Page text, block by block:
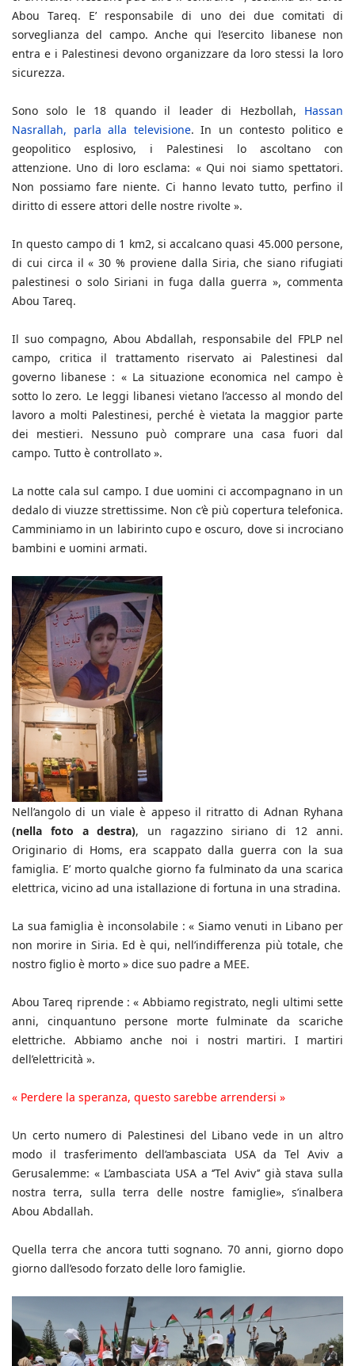
Abou Tareq. E’ responsabile di uno dei due comitati di
sorveglianza del campo. Anche qui l’esercito libanese non
entra e i Palestinesi devono organizzare da loro stessi la loro
sicurezza.
Sono solo le 18 quando il leader di Hezbollah, Hassan
Nasrallah, parla alla televisione. In un contesto politico e
geopolitico esplosivo, i Palestinesi lo ascoltano con
attenzione. Uno di loro esclama: « Qui noi siamo spettatori.
Non possiamo fare niente. Ci hanno levato tutto, perfino il
diritto di essere attori delle nostre rivolte ».
In questo campo di 1 km2, si accalcano quasi 45.000 persone,
di cui circa il « 30 % proviene dalla Siria, che siano rifugiati
palestinesi o solo Siriani in fuga dalla guerra », commenta
Abou Tareq.
Il suo compagno, Abou Abdallah, responsabile del FPLP nel
campo, critica il trattamento riservato ai Palestinesi dal
governo libanese : « La situazione economica nel campo è
sotto lo zero. Le leggi libanesi vietano l’accesso al mondo del
lavoro a molti Palestinesi, perché è vietata la maggior parte
dei mestieri. Nessuno può comprare una casa fuori dal
campo. Tutto è controllato ».
La notte cala sul campo. I due uomini ci accompagnano in un
dedalo di viuzze strettissime. Non c‘è più copertura telefonica.
Camminiamo in un labirinto cupo e oscuro, dove si incrociano
bambini e uomini armati.
Nell’angolo di un viale è appeso il ritratto di Adnan Ryhana
(nella foto a destra), un ragazzino siriano di 12 anni.
Originario di Homs, era scappato dalla guerra con la sua
famiglia. E’ morto qualche giorno fa fulminato da una scarica
elettrica, vicino ad una istallazione di fortuna in una stradina.
La sua famiglia è inconsolabile : « Siamo venuti in Libano per
non morire in Siria. Ed è qui, nell’indifferenza più totale, che
nostro figlio è morto » dice suo padre a MEE.
Abou Tareq riprende : « Abbiamo registrato, negli ultimi sette
anni, cinquantuno persone morte fulminate da scariche
elettriche. Abbiamo anche noi i nostri martiri. I martiri
dell’elettricità ».
« Perdere la speranza, questo sarebbe arrendersi »
Un certo numero di Palestinesi del Libano vede in un altro
modo il trasferimento dell’ambasciata USA da Tel Aviv a
Gerusalemme: « L’ambasciata USA a ‘’Tel Aviv’’ già stava sulla
nostra terra, sulla terra delle nostre famiglie», s’inalbera
Abou Abdallah.
Quella terra che ancora tutti sognano. 70 anni, giorno dopo
giorno dall’esodo forzato delle loro famiglie.